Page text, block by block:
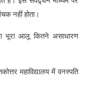
नहीं होता।
भूरा आलू कितने असाधारण
महाविद्यालय में वनस्पति